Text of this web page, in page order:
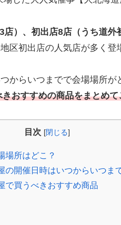
）、初出店8店（うち道外
区初出店の人気店が多く登
からいつまでで会場場所が
おすすめの商品をまとめて
目次 [閉じる]
場所はどこ？
の開催日時はいつからいつま
で買うべきおすすめ商品